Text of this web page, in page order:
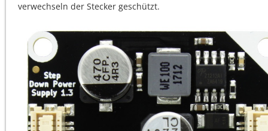
verwechseln der Stecker geschützt.